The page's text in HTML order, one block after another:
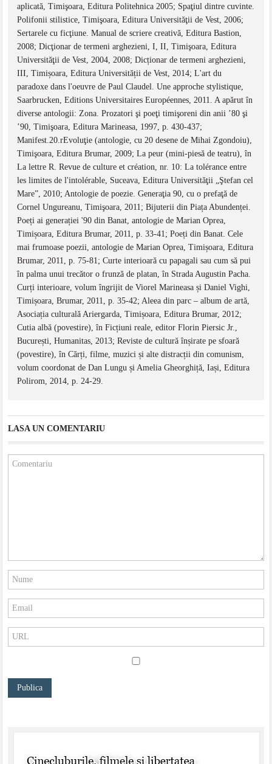
aplicată, Timişoara, Editura Politehnica 2005; Spaţiul dintre cuvinte.
Polifonii stilistice, Timişoara, Editura Universităţii de Vest, 2006;
Sertarele cu ficţiune. Manual de scriere creativă, Editura Bastion,
2008; Dicţionar de termeni arghezieni, I, II, Timişoara, Editura
Universităţii de Vest, 2004, 2008; Dicționar de termeni arghezieni,
III, Timișoara, Editura Universității de Vest, 2014; L'art du
paradoxe dans l'oeuvre de Paul Claudel. Une approche stylistique,
Saarbrucken, Editions Universitaires Européennes, 2011. A apărut în
diverse antologii: Zona. Prozatori şi poeţi timişoreni din anii ’80 şi
’90, Timişoara, Editura Marineasa, 1997, p. 430-437;
Manifest.20.rEvoluţie (antologie, cu 20 desene de Mihai Zgondoiu),
Timişoara, Editura Brumar, 2009; La peur (mini-piesă de teatru), în
La lettre R. Revue de culture et création, nr. 10: La tolérance entre
les limites de l'intolérable, Suceava, Editura Universităţii „Ştefan cel
Mare”, 2010; Antologie de poezie. Generaţia 90, cu o prefaţă de
Cornel Ungureanu, Timişoara, 2011; Bijuterii din Piața Abundenței.
Poeți ai generației '90 din Banat, antologie de Marian Oprea,
Timișoara, Editura Brumar, 2011, p. 33-41; Poeți din Banat. Cele
mai frumoase poezii, antologie de Marian Oprea, Timișoara, Editura
Brumar, 2011, p. 75-81; Curte interioară cu papagali sau cum să pui
în palma unui trecător o frunză de platan, în Strada Augustin Pacha.
Curți interioare, volum îngrijit de Viorel Marineasa și Daniel Vighi,
Timișoara, Brumar, 2011, p. 35-42; Aleea din parc – album de artă,
Asociația culturală Ariergarda, Timișoara, Editura Brumar, 2012;
Cutia albă (povestire), în Ficțiuni reale, editor Florin Piersic Jr.,
București, Humanitas, 2013; Reviste de cultură înșirate pe sfoară
(povestire), în Cărți, filme, muzici și alte distracții din comunism,
volum coordonat de Dan Lungu și Amelia Gheorghiță, Iași, Editura
Polirom, 2014, p. 24-29.
LASA UN COMENTARIU